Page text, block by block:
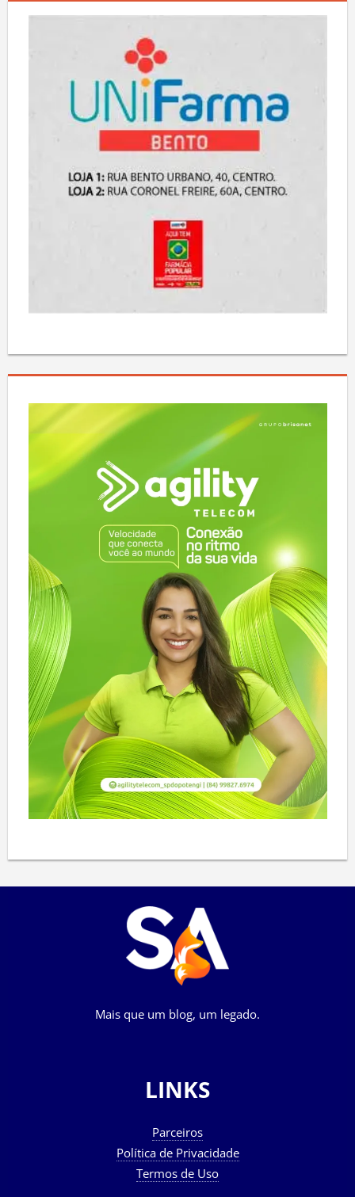
Mais que um blog, um legado.
LINKS
Parceiros
Política de Privacidade
Termos de Uso